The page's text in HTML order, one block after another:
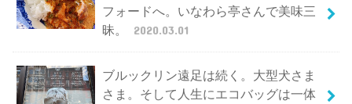
フォードへ。いなわら亭さんで美味三
昧。
2020.03.01
ブルックリン遠足は続く。大型犬さま
さま。そして人生にエコバッグは一体